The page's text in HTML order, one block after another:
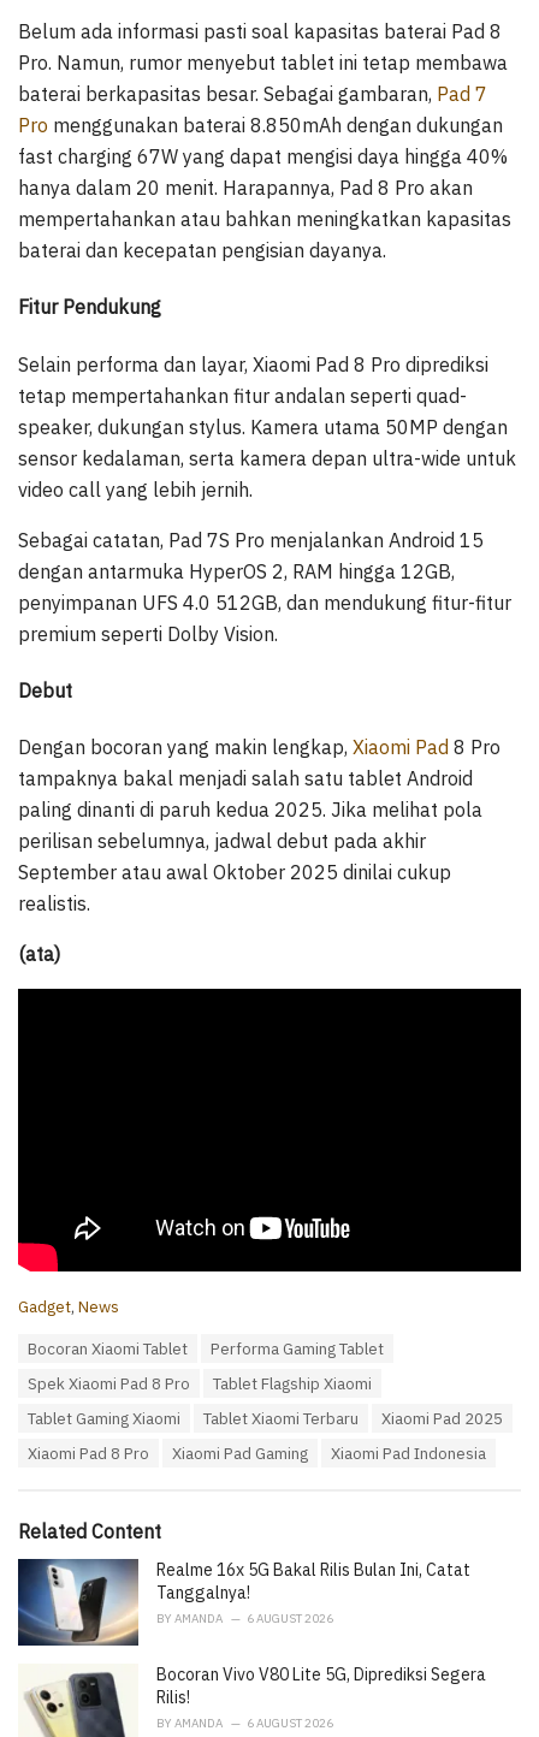
Belum ada informasi pasti soal kapasitas baterai Pad 8
Pro. Namun, rumor menyebut tablet ini tetap membawa
baterai berkapasitas besar. Sebagai gambaran, Pad 7
Pro menggunakan baterai 8.850mAh dengan dukungan
fast charging 67W yang dapat mengisi daya hingga 40%
hanya dalam 20 menit. Harapannya, Pad 8 Pro akan
mempertahankan atau bahkan meningkatkan kapasitas
baterai dan kecepatan pengisian dayanya.
Fitur Pendukung
Selain performa dan layar, Xiaomi Pad 8 Pro diprediksi
tetap mempertahankan fitur andalan seperti quad-
speaker, dukungan stylus. Kamera utama 50MP dengan
sensor kedalaman, serta kamera depan ultra-wide untuk
video call yang lebih jernih.
Sebagai catatan, Pad 7S Pro menjalankan Android 15
dengan antarmuka HyperOS 2, RAM hingga 12GB,
penyimpanan UFS 4.0 512GB, dan mendukung fitur-fitur
premium seperti Dolby Vision.
Debut
Dengan bocoran yang makin lengkap, Xiaomi Pad 8 Pro
tampaknya bakal menjadi salah satu tablet Android
paling dinanti di paruh kedua 2025. Jika melihat pola
perilisan sebelumnya, jadwal debut pada akhir
September atau awal Oktober 2025 dinilai cukup
realistis.
(ata)
C
:
Gadget, News
Bocoran Xiaomi Tablet
Performa Gaming Tablet
Spek Xiaomi Pad 8 Pro
Tablet Flagship Xiaomi
Tablet Gaming Xiaomi
Tablet Xiaomi Terbaru
Xiaomi Pad 2025
Xiaomi Pad 8 Pro
Xiaomi Pad Gaming Xiaomi Pad Indonesia
Related Content
Realme 16x 5G Bakal Rilis Bulan Ini, Catat
Tanggalnya!
BY AMANDA 6 AUGUST 2026
Bocoran Vivo V80 Lite 5G, Diprediksi Segera
Rilis!
BY AMANDA 6 AUGUST 2026